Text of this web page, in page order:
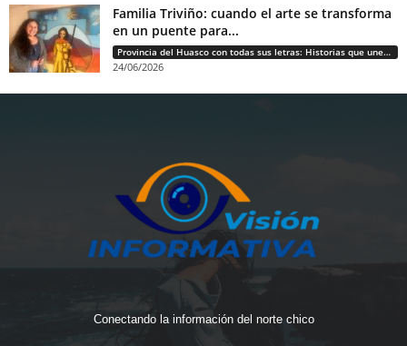
Familia Triviño: cuando el arte se transforma
en un puente para...
Provincia del Huasco con todas sus letras: Historias que unen cultura, diversidad e identidad
24/06/2026
Conectando la información del norte chico